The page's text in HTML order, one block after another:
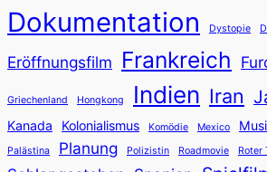
Dokumentation Dystopie
Eröffnungsfilm Frankreich
Griechenland Hongkong Indien Iran
Kanada Kolonialismus Komödie Mexico
Palästina
Planung Polizistin Roadmovie Roter